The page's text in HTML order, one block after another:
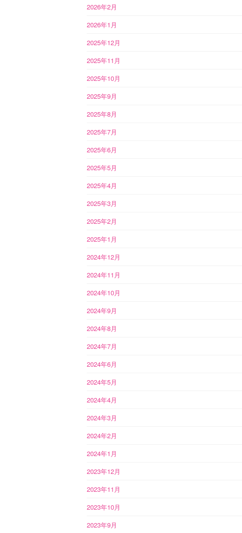
2026年2月
2026年1月
2025年12月
2025年11月
2025年10月
2025年9月
2025年8月
2025年7月
2025年6月
2025年5月
2025年4月
2025年3月
2025年2月
2025年1月
2024年12月
2024年11月
2024年10月
2024年9月
2024年8月
2024年7月
2024年6月
2024年5月
2024年4月
2024年3月
2024年2月
2024年1月
2023年12月
2023年11月
2023年10月
2023年9月